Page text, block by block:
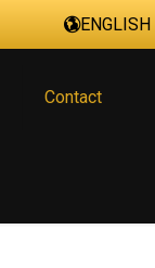
ENGLISH
Contact